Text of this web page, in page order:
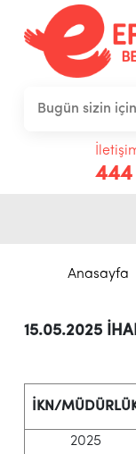
444
Anasayfa
15.05.2025
İKN/
2025